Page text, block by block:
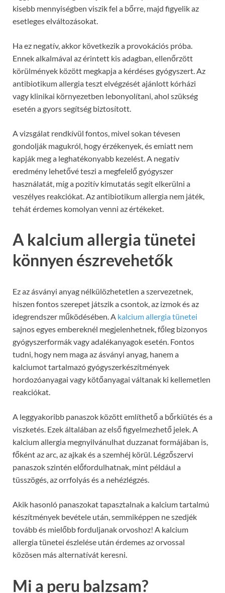
kisebb mennyiségben viszik fel a bőrre, majd figyelik az
esetleges elváltozásokat.
Ha ez negatív, akkor következik a provokációs próba.
Ennek alkalmával az érintett kis adagban, ellenőrzött
körülmények között megkapja a kérdéses gyógyszert. Az
antibiotikum allergia teszt elvégzését ajánlott kórházi
vagy klinikai környezetben lebonyolítani, ahol szükség
esetén a gyors segítség biztosított.
A vizsgálat rendkívül fontos, mivel sokan tévesen
gondolják magukról, hogy érzékenyek, és emiatt nem
kapják meg a leghatékonyabb kezelést. A negatív
eredmény lehetővé teszi a megfelelő gyógyszer
használatát, míg a pozitív kimutatás segít elkerülni a
veszélyes reakciókat. Az antibiotikum allergia nem játék,
tehát érdemes komolyan venni az értékeket.
A kalcium allergia tünetei
könnyen észrevehetők
Ez az ásványi anyag nélkülözhetetlen a szervezetnek,
hiszen fontos szerepet játszik a csontok, az izmok és az
idegrendszer működésében. A kalcium allergia tünetei
sajnos egyes embereknél megjelenhetnek, főleg bizonyos
gyógyszerformák vagy adalékanyagok esetén. Fontos
tudni, hogy nem maga az ásványi anyag, hanem a
kalciumot tartalmazó gyógyszerkészítmények
hordozóanyagai vagy kötőanyagai váltanak ki kellemetlen
reakciókat.
A leggyakoribb panaszok között említhető a bőrkiütés és a
viszketés. Ezek általában az első figyelmezhető jelek. A
kalcium allergia megnyilvánulhat duzzanat formájában is,
főként az arc, az ajkak és a szemhéj körül. Légzőszervi
panaszok szintén előfordulhatnak, mint például a
tüsszögés, az orrfolyás és a nehézlégzés.
Akik hasonló panaszokat tapasztalnak a kalcium tartalmú
készítmények bevétele után, semmiképpen ne szedjék
tovább és mielőbb forduljanak orvoshoz! A kalcium
allergia tünetei észlelése után érdemes az orvossal
közösen más alternatívát keresni.
Mi a peru balzsam?